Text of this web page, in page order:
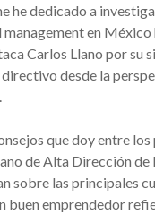
he dedicado a
en
Carlos Llano por su
desde la
que doy entre
de Alta Dirección de
sobre las principales
buen emprendedor